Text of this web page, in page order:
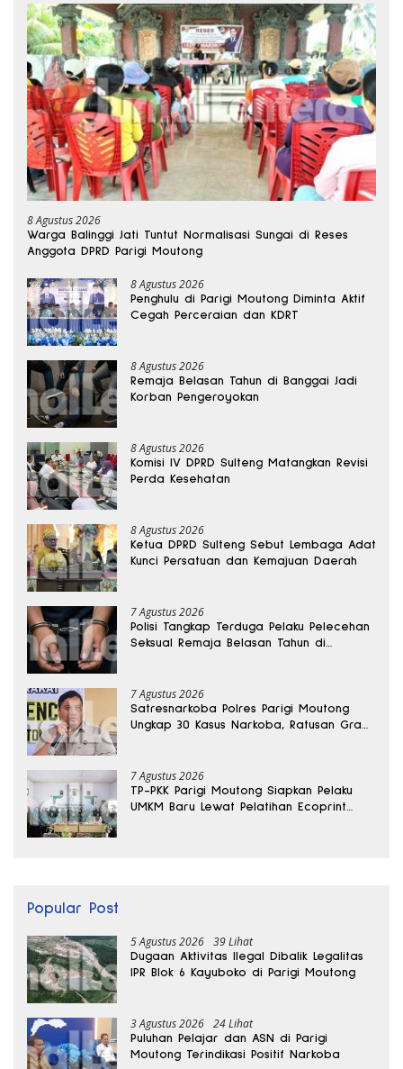
8 Agustus 2026
Warga Balinggi Jati Tuntut Normalisasi Sungai di Reses
Anggota DPRD Parigi Moutong
8 Agustus 2026
Penghulu di Parigi Moutong Diminta Aktif
Cegah Perceraian dan KDRT
8 Agustus 2026
Remaja Belasan Tahun di Banggai Jadi
Korban Pengeroyokan
8 Agustus 2026
Komisi IV DPRD Sulteng Matangkan Revisi
Perda Kesehatan
8 Agustus 2026
Ketua DPRD Sulteng Sebut Lembaga Adat
Kunci Persatuan dan Kemajuan Daerah
7 Agustus 2026
Polisi Tangkap Terduga Pelaku Pelecehan
Seksual Remaja Belasan Tahun di
7 Agustus 2026
Satresnarkoba Polres Parigi Moutong
Ungkap 30 Kasus Narkoba, Ratusan Gram
7 Agustus 2026
TP-PKK Parigi Moutong Siapkan Pelaku
UMKM Baru Lewat Pelatihan Ecoprint
Popular Post
5 Agustus 2026 39 Lihat
Dugaan Aktivitas Ilegal Dibalik Legalitas
IPR Blok 6 Kayuboko di Parigi Moutong
3 Agustus 2026 24 Lihat
Puluhan Pelajar dan ASN di Parigi
Moutong Terindikasi Positif Narkoba